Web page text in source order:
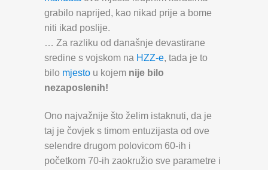
grabilo naprijed, kao nikad prije a bome
niti ikad poslije.
… Za razliku od današnje devastirane
sredine s vojskom na HZZ-e, tada je to
bilo mjesto u kojem nije bilo
nezaposlenih!
Ono najvažnije što želim istaknuti, da je
taj je čovjek s timom entuzijasta od ove
selendre drugom polovicom 60-ih i
početkom 70-ih zaokružio sve parametre i